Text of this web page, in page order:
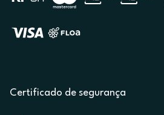
Certificado de segurança